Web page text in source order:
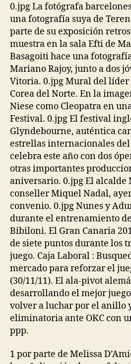
0.jpg La fotógrafa
una fotografía suya de
parte de su exposición
muestra en la sala Efti de
Basagoiti hace una
Mariano Rajoy, junto a dos
Vitoria. 0.jpg Mural del
Corea del Norte. En la
Niese como Cleopatra en
Festival. 0.jpg El festival
Glyndebourne, auténtica
estrellas internacionales
celebra este año con dos
otras importantes
aniversario. 0.jpg El
conseller Miquel Nadal,
convenio. 0.jpg Nunes y
durante el entrenamiento
Bibiloni. El Gran Canaria
de siete puntos durante los
juego. Caja Laboral :
mercado para reforzar el
(30/11/11). El ala-pivot
desarrollando el mejor
volver a luchar por el anillo
eliminatoria ante OKC con
ppp.
1 por parte de Melissa